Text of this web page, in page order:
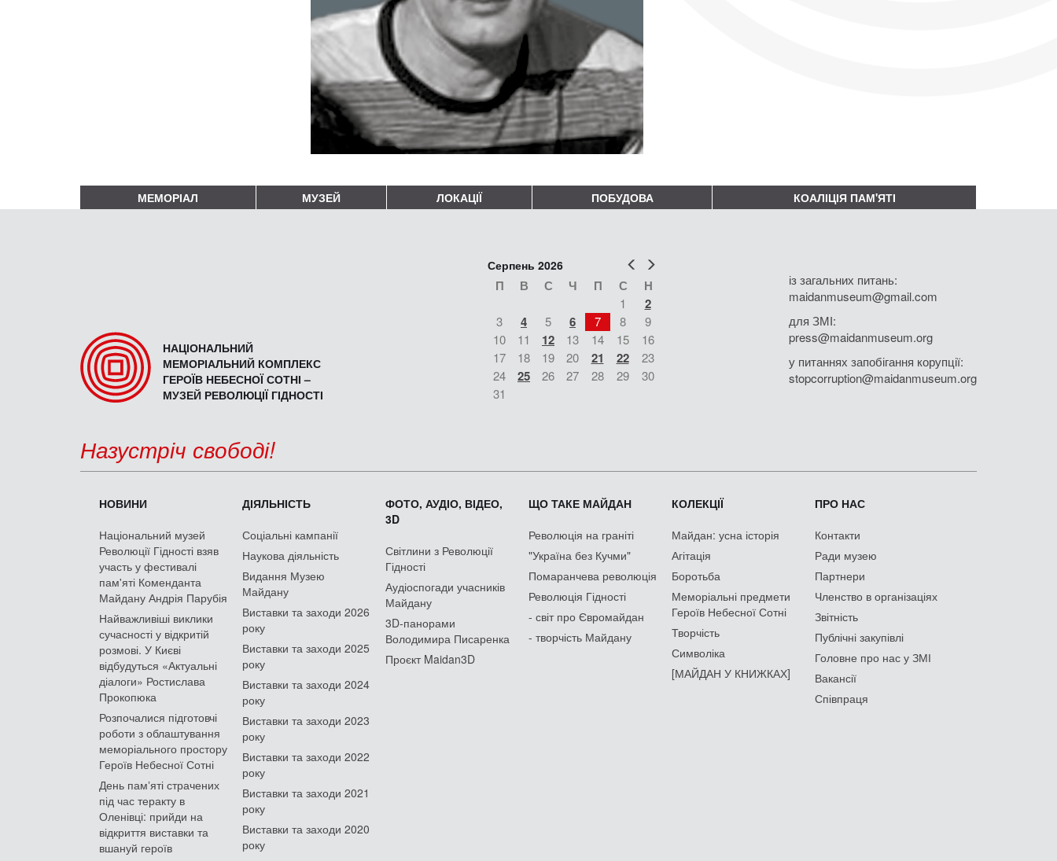
МЕМОРІАЛ МУЗЕЙ ЛОКАЦІЇ ПОБУДОВА КОАЛІЦІЯ ПАМ'ЯТІ
НАЦІОНАЛЬНИЙ
МЕМОРІАЛЬНИЙ КОМПЛЕКС
ГЕРОЇВ НЕБЕСНОЇ СОТНІ –
МУЗЕЙ РЕВОЛЮЦІЇ ГІДНОСТІ
Попер
Серпень 2026
П В С Ч П С Н
1 2
3 4 5 6 7 8
9
10
11 12 13 14 15
16
17
18 19 20 21 22
23
24
25 26 27 28 29
30
31
із загальних питань:
maidanmuseum@gmail.com
для ЗМІ:
press@maidanmuseum.org
у питаннях запобігання корупції:
stopcorruption@maidanmuseum.org
Назустріч свободі!
НОВИНИ
Національний музей
Революції Гідності взяв
участь у фестивалі
пам'яті Коменданта
Майдану Андрія Парубія
Найважливіші виклики
сучасності у відкритій
розмові. У Києві
відбудуться «Актуальні
діалоги» Ростислава
Прокопюка
Розпочалися підготовчі
роботи з облаштування
меморіального простору
Героїв Небесної Сотні
День памʼяті страчених
під час теракту в
Оленівці: прийди на
відкриття виставки та
вшануй героїв
ДІЯЛЬНІСТЬ
Соціальні кампанії
Наукова діяльність
Видання Музею
Майдану
Виставки та заходи 2026
року
Виставки та заходи 2025
року
Виставки та заходи 2024
року
Виставки та заходи 2023
року
Виставки та заходи 2022
року
Виставки та заходи 2021
року
Виставки та заходи 2020
року
ФОТО, АУДІО, ВІДЕО,
3D
Світлини з Революції
Гідності
Аудіоспогади учасників
Майдану
3D-панорами
Володимира Писаренка
Проєкт Maidan3D
ЩО ТАКЕ МАЙДАН
Революція на граніті
"Україна без Кучми"
Помаранчева революція
Революція Гідності
- світ про Євромайдан
- творчість Майдану
КОЛЕКЦІЇ
Майдан: усна історія
Агітація
Боротьба
Меморіальні предмети
Героїв Небесної Сотні
Творчість
Символіка
[МАЙДАН У КНИЖКАХ]
ПРО НАС
Контакти
Ради музею
Партнери
Членство в організаціях
Звітність
Публічні закупівлі
Головне про нас у ЗМІ
Вакансії
Співпраця